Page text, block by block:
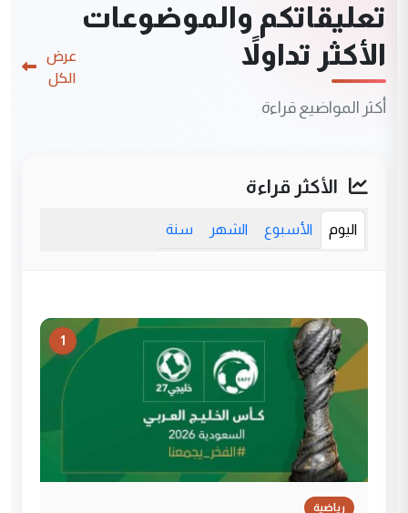
تعليقاتكم والموضوعات
الأكثر تداولاً
أكثر المواضيع قراءة
عرض
الكل
الأكثر قراءة
اليوم الأسبوع الشهر سنة
1
رياضية